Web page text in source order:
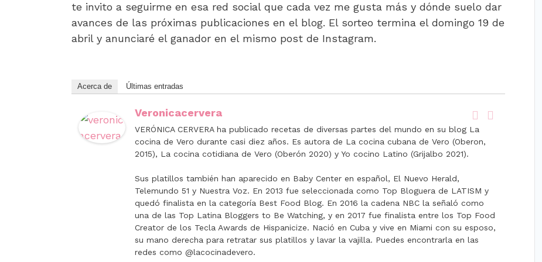
te invito a seguirme en esa red social que cada vez me gusta más y dónde suelo dar
avances de las próximas publicaciones en el blog. El sorteo termina el domingo 19 de
abril y anunciaré el ganador en el mismo post de Instagram.
Acerca de Últimas entradas
Veronicacervera
VERÓNICA CERVERA ha publicado recetas de diversas partes del mundo en su blog La
cocina de Vero durante casi diez años. Es autora de La cocina cubana de Vero (Oberon,
2015), La cocina cotidiana de Vero (Oberón 2020) y Yo cocino Latino (Grijalbo 2021).
Sus platillos también han aparecido en Baby Center en español, El Nuevo Herald,
Telemundo 51 y Nuestra Voz. En 2013 fue seleccionada como Top Bloguera de LATISM y
quedó finalista en la categoría Best Food Blog. En 2016 la cadena NBC la señaló como
una de las Top Latina Bloggers to Be Watching, y en 2017 fue finalista entre los Top Food
Creator de los Tecla Awards de Hispanicize. Nació en Cuba y vive en Miami con su esposo,
su mano derecha para retratar sus platillos y lavar la vajilla. Puedes encontrarla en las
redes como @lacocinadevero.